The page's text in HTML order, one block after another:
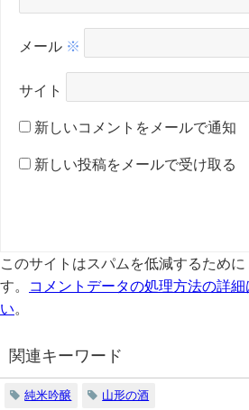
メール ※
サイト
新しいコメントをメールで通知
新しい投稿をメールで受け取る
このサイトはスパムを低減するために
す。
コメントデータの処理方法の詳
い。
関連キーワード
純米吟醸 山形の酒